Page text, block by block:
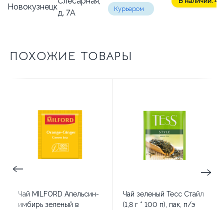
Новокузнецк
д. 7А
Курьером
ПОХОЖИЕ ТОВАРЫ
Чай MILFORD Апельсин-
имбирь зеленый в
Чай зеленый Тесс Стайл
(1,8 г * 100 п), пак, п/э